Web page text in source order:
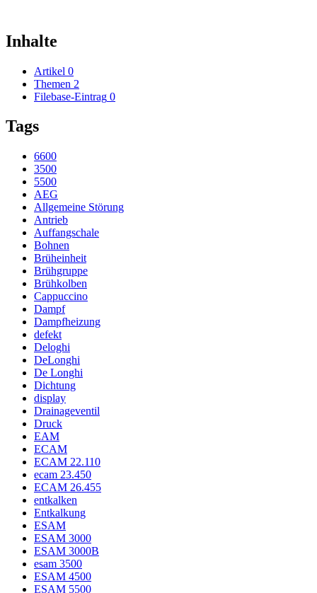
Inhalte
Artikel 0
Themen 2
Filebase-Eintrag 0
Tags
6600
3500
5500
AEG
Allgemeine Störung
Antrieb
Auffangschale
Bohnen
Brüheinheit
Brühgruppe
Brühkolben
Cappuccino
Dampf
Dampfheizung
defekt
Deloghi
DeLonghi
De Longhi
Dichtung
display
Drainageventil
Druck
EAM
ECAM
ECAM 22.110
ecam 23.450
ECAM 26.455
entkalken
Entkalkung
ESAM
ESAM 3000
ESAM 3000B
esam 3500
ESAM 4500
ESAM 5500